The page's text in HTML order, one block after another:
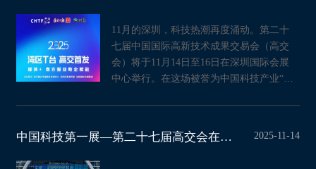
11月的深圳，科技热潮再度涌动。第二十
七届中国国际高新技术成果交易会（高交
会）将于11月14日至16日在深圳国际会展
中心举行。在这场被誉为中国科技产业“风
中国科技第一展—第二十七届高交会在深圳启幕，以创新驱动擘画全球科创新图 2025-11-14